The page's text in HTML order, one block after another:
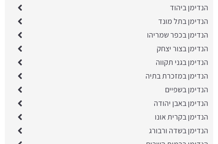
הנדימן ביהוד
הנדימן בתל מונד
הנדימן בכפר שמריהו
הנדימן בצור יצחק
הנדימן בגני תקווה
הנדימן במזכרת בתיה
הנדימן בשפיים
הנדימן באבן יהודה
הנדימן בקרית אונו
הנדימן בשדה ורבורג